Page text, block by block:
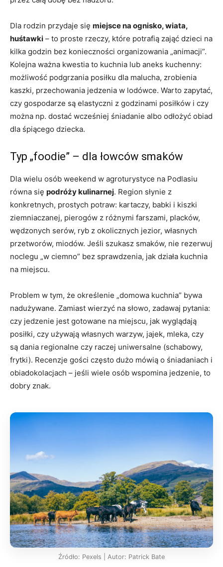
Dla rodzin przydaje się miejsce na ognisko, wiata,
huśtawki – to proste rzeczy, które potrafią zająć dzieci na
kilka godzin bez konieczności organizowania „animacji”.
Kolejna ważna kwestia to kuchnia lub aneks kuchenny:
możliwość podgrzania posiłku dla malucha, zrobienia
kaszki, przechowania jedzenia w lodówce. Warto zapytać,
czy gospodarze są elastyczni z godzinami posiłków i czy
można np. dostać wcześniej śniadanie albo odłożyć obiad
dla śpiącego dziecka.
Typ „foodie” – dla łowców smaków
Dla wielu osób weekend w agroturystyce na Podlasiu
równa się podróży kulinarnej. Region słynie z
konkretnych, prostych potraw: kartaczy, babki i kiszki
ziemniaczanej, pierogów z różnymi farszami, placków,
wędzonych serów, ryb z okolicznych jezior, własnych
przetworów, miodów. Jeśli szukasz smaków, nie rezerwuj
noclegu „w ciemno” bez sprawdzenia, jak działa kuchnia
na miejscu.
Problem w tym, że określenie „domowa kuchnia” bywa
nadużywane. Zamiast wierzyć na słowo, zadawaj pytania:
czy jedzenie jest gotowane na miejscu, jak wyglądają
posiłki, czy używają własnych warzyw, jajek, mleka, czy
są dania regionalne czy raczej uniwersalne (schabowy,
frytki). Recenzje gości często dużo mówią o śniadaniach i
obiadokolacjach – jeśli wiele osób wspomina jedzenie, to
dobry znak.
Źródło: Pexels | Autor: Patrick Bate